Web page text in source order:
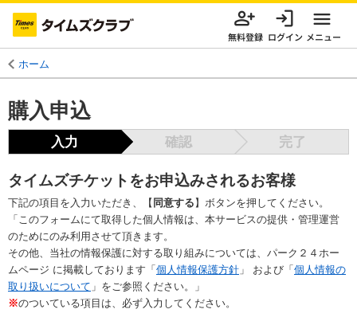
無料登録 ログイン メニュー
ホーム
購入申込
入力 確認 完了
タイムズチケットをお申込みされるお客様
下記の項目を入力いただき、【 同意する 】ボタンを押してください。
「このフォームにて取得した個人情報は、本サービスの提供・管理運営
のためにのみ利用させて頂きます。
その他、当社の情報保護に対する取り組みについては、パーク２４ホー
ムページ に掲載しております「 個人情報保護方針 」 および「 個人情報の
取り扱いについて 」をご参照ください。」
※のついている項目は、必ず入力してください。